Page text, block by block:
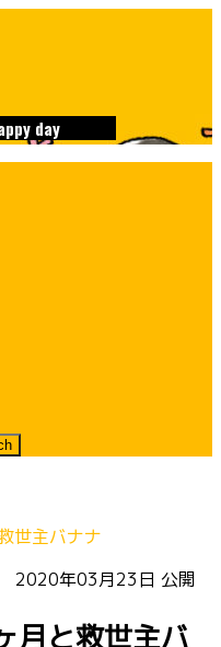
day
世主バナナ
2020年03月23日 公開
月と救世主バ